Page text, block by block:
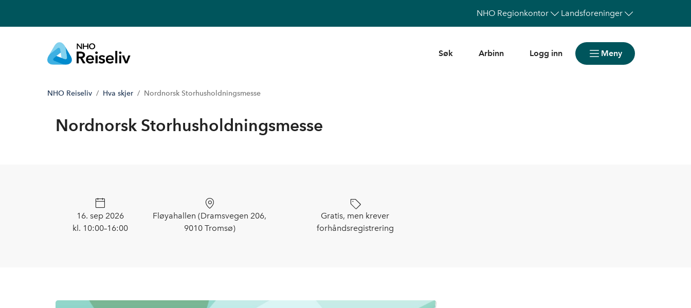
NHO Regionkontor Landsforeninger
Søk Arbinn Logg inn Meny
NHO Reiseliv Hva skjer Nordnorsk Storhusholdningsmesse
Nordnorsk Storhusholdningsmesse
16. sep 2026
kl. 10:00–16:00
Fløyahallen (Dramsvegen 206,
9010 Tromsø)
Gratis, men krever
forhåndsregistrering